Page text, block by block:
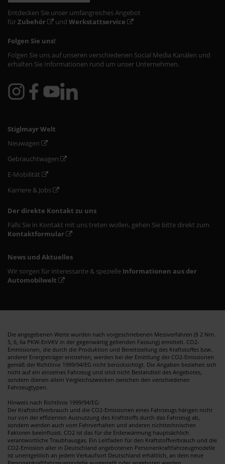
Entdecken Sie unser umfangreiches Angebot
fürZubehör und Werkstattservice
Folgen Sie uns!
Folgen Sie uns auf unseren verschiedenen Social Media Kanälen und
erhalten Sie Informationen rund um unser Unternehmen.
Stiglmayr Welt
Neuwagen
Gebrauchtwagen
E-Mobilität
Karriere & Jobs
Der direkte Kontakt zu uns
Falls Sie in Kontakt mit uns treten wollen, gehen Sie bitte direkt zum
Kontaktformular
News und Aktuelles
Wir sorgen für interessante & spezielle Informationen aus der
Automobilwelt
Die angegebenen Werte wurden nach vorgeschriebenen Messverfahren (§ 2 Nrn.
5, 6, 6a PKW-EnVKV in der gegenwärtig geltenden Fassung) ermittelt. CO2-
Emmisionen, die durch die Produktion und Bereitstellung des Kraftstoffes bzw.
anderer Energieträger entstehen, werden bei der Emittlung der CO2-Emissionen
gemäß der Richtlinie 1999/94/EG nicht berücksichtigt. Die Angaben beziehen sich
nicht auf ein einzelnes Fahrzeug und sind nicht Bestandteil des Angebotes,
sondern dienen allein Vergleichszwecken zwischen den verschiedenen
Fahrzeugtypen.
Hinweis nach Richtlinie 1999/94/EG:
Der Kraftstoffverbrauch und die CO2-Emissionen eines Fahrzeugs hängen nicht
nur von der effizienten Ausnutzung des Kraftstoffs durch das Fahrzeug ab,
sondern werden auch vom Fahrverhalten und anderen nichttechnischen
Faktoren beeinflusst. CO2 ist das für die Erderwärmung hauptsächlich
verantwortliche Traubhausgas. Ein Leitfaden für den Kraftstoffverbrauch und die
CO2-Emission aller in Deutschland angebotenen Personenkraftfahrzeugmodelle
ist unentgeltlich an jedem Verkaufsort Deutschland erhältlich, an dem neue